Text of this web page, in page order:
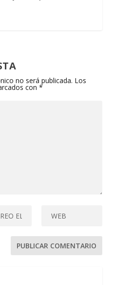
no será publicada. Los
con*